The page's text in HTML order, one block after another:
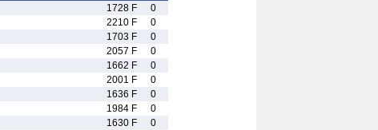
1728 F
0
2210 F
0
1703 F
0
2057 F
0
1662 F
0
2001 F
0
1636 F
0
1984 F
0
1630 F
0